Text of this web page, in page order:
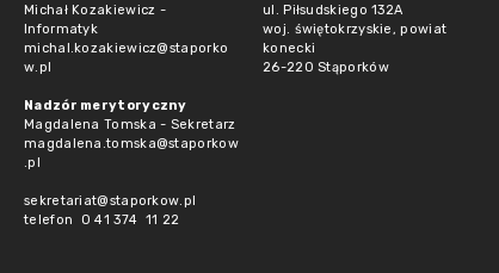
Michał Kozakiewicz -
Informatyk
michal.kozakiewicz@staporko
w.pl
Nadzór merytoryczny
Magdalena Tomska - Sekretarz
magdalena.tomska@staporkow
.pl
sekretariat@staporkow.pl
telefon 0 41 374 11 22
ul. Piłsudskiego 132A
woj. świętokrzyskie, powiat
konecki
26-220 Stąporków